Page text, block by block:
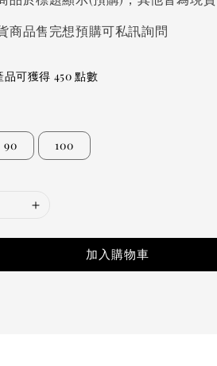
商品售完想預購可私訊詢問
品可獲得 450 點數
90 100
加入購物車